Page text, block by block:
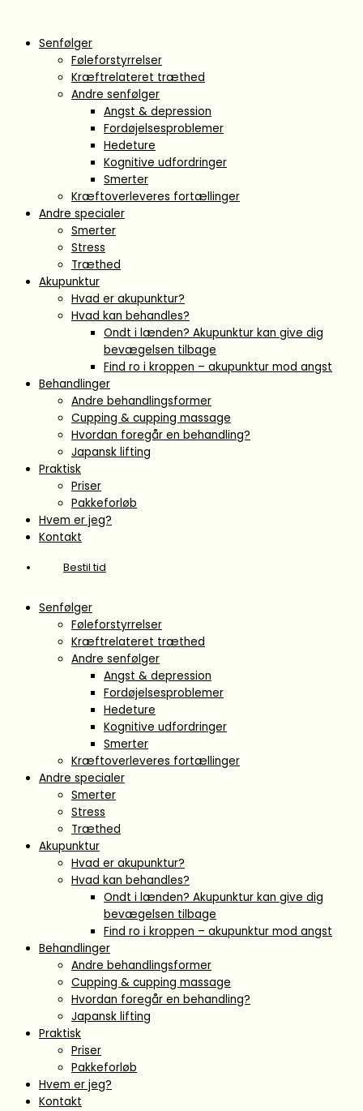
indholdetSenfølger
Føleforstyrrelser
Kræftrelateret træthed
Andre senfølger
Angst & depression
Fordøjelsesproblemer
Hedeture
Kognitive udfordringer
Smerter
Kræftoverleveres fortællinger
Andre specialer
Smerter
Stress
Træthed
Akupunktur
Hvad er akupunktur?
Hvad kan behandles?
Ondt i lænden? Akupunktur kan give dig
bevægelsen tilbage
Find ro i kroppen – akupunktur mod angst
Behandlinger
Andre behandlingsformer
Cupping & cupping massage
Hvordan foregår en behandling?
Japansk lifting
Praktisk
Priser
Pakkeforløb
Hvem er jeg?
Kontakt
Bestil tid
Senfølger
Føleforstyrrelser
Kræftrelateret træthed
Andre senfølger
Angst & depression
Fordøjelsesproblemer
Hedeture
Kognitive udfordringer
Smerter
Kræftoverleveres fortællinger
Andre specialer
Smerter
Stress
Træthed
Akupunktur
Hvad er akupunktur?
Hvad kan behandles?
Ondt i lænden? Akupunktur kan give dig
bevægelsen tilbage
Find ro i kroppen – akupunktur mod angst
Behandlinger
Andre behandlingsformer
Cupping & cupping massage
Hvordan foregår en behandling?
Japansk lifting
Praktisk
Priser
Pakkeforløb
Hvem er jeg?
Kontakt